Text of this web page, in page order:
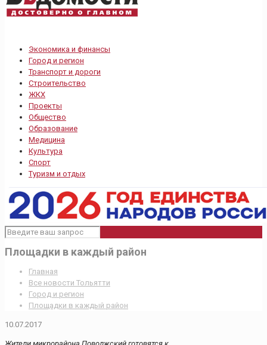
Экономика и финансы
Город и регион
Транспорт и дороги
Строительство
ЖКХ
Проекты
Общество
Образование
Медицина
Культура
Спорт
Туризм и отдых
Площадки в каждый район
Главная
Все новости Тольятти
Город и регион
Площадки в каждый район
10.07.2017